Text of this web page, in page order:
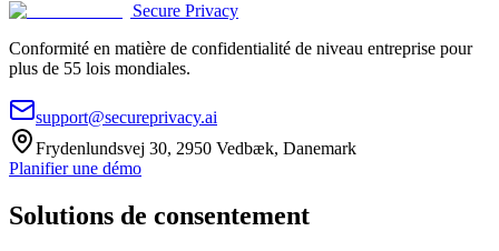
Secure Privacy
Conformité en matière de confidentialité de niveau entreprise pour
plus de 55 lois mondiales.
support@secureprivacy.ai
Frydenlundsvej 30, 2950 Vedbæk, Danemark
Planifier une démo
Solutions de consentement